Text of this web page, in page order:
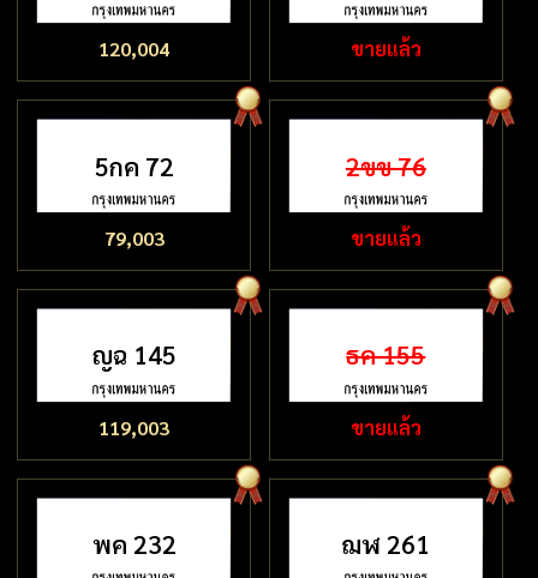
120,004 ขายแล้ว
5กค 72
79,003
2ขข 76
ขายแล้ว
ญฉ 145
119,003
ธค 155
ขายแล้ว
พค 232 ฌฬ 261